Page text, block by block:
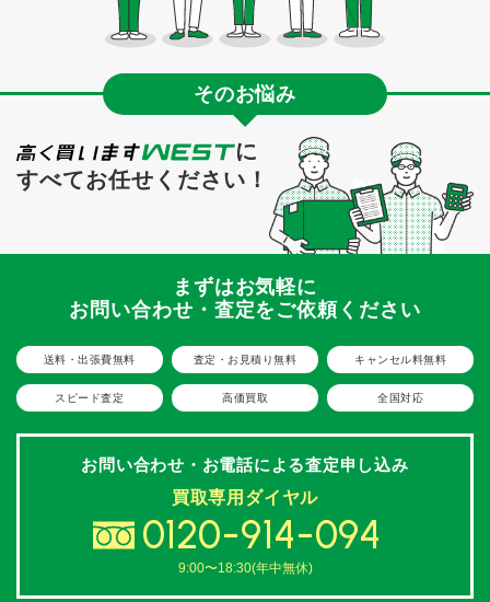
そのお悩み
に
すべてお任せください！
まずはお気軽に
お問い合わせ・査定をご依頼ください
送料・出張費無料 査定・お見積り無料 キャンセル料無料
スピード査定 高価買取 全国対応
お問い合わせ・お電話による査定申し込み
買取専用ダイヤル
0120-914-094
9:00〜18:30(年中無休)